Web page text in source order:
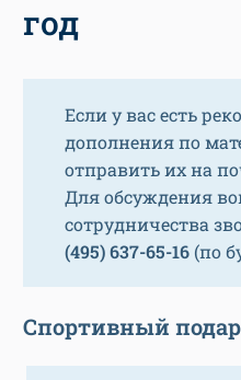
год
Если у вас есть
дополнения по
отправить их на
Для обсуждения
сотрудничества
(495) 637-65-16 (по
Спортивный